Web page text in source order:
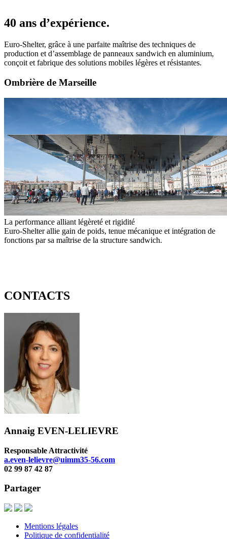
40 ans d’expérience.
Euro-Shelter, grâce à une parfaite maîtrise des techniques de
production et d’assemblage de panneaux sandwich en aluminium,
conçoit et fabrique des solutions mobiles légères et résistantes.
Ombrière de Marseille
La performance alliant légèreté et rigidité
Euro-Shelter allie gain de poids, tenue mécanique et intégration de
fonctions par sa maîtrise de la structure sandwich.
CONTACTS
Annaig EVEN-LELIEVRE
Responsable Attractivité
a.even-lelievre@uimm35-56.com
02 99 87 42 87
Partager
Mentions légales
Politique de confidentialité